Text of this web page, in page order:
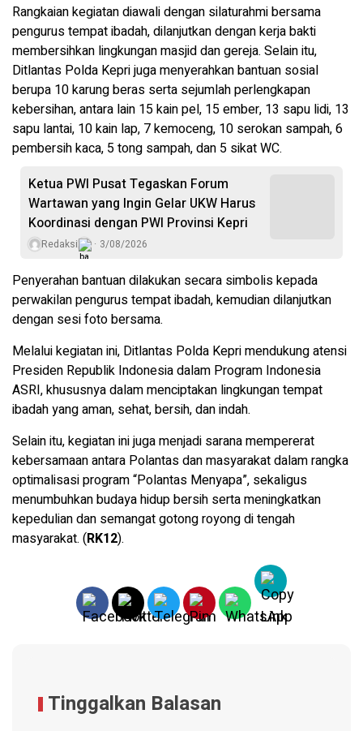
Rangkaian kegiatan diawali dengan silaturahmi bersama
pengurus tempat ibadah, dilanjutkan dengan kerja bakti
membersihkan lingkungan masjid dan gereja. Selain itu,
Ditlantas Polda Kepri juga menyerahkan bantuan sosial
berupa 10 karung beras serta sejumlah perlengkapan
kebersihan, antara lain 15 kain pel, 15 ember, 13 sapu lidi, 13
sapu lantai, 10 kain lap, 7 kemoceng, 10 serokan sampah, 6
pembersih kaca, 5 tong sampah, dan 5 sikat WC.
Ketua PWI Pusat Tegaskan Forum
Wartawan yang Ingin Gelar UKW Harus
Koordinasi dengan PWI Provinsi Kepri
Redaksi 3/08/2026
Penyerahan bantuan dilakukan secara simbolis kepada
perwakilan pengurus tempat ibadah, kemudian dilanjutkan
dengan sesi foto bersama.
Melalui kegiatan ini, Ditlantas Polda Kepri mendukung atensi
Presiden Republik Indonesia dalam Program Indonesia
ASRI, khususnya dalam menciptakan lingkungan tempat
ibadah yang aman, sehat, bersih, dan indah.
Selain itu, kegiatan ini juga menjadi sarana mempererat
kebersamaan antara Polantas dan masyarakat dalam rangka
optimalisasi program “Polantas Menyapa”, sekaligus
menumbuhkan budaya hidup bersih serta meningkatkan
kepedulian dan semangat gotong royong di tengah
masyarakat. (RK12).
Tinggalkan Balasan